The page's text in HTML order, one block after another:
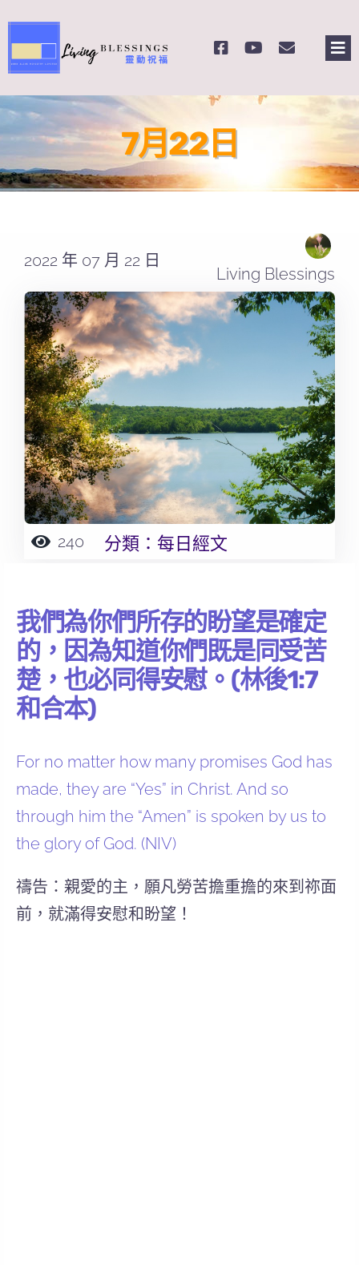
to
content
關於我們
奉獻支持
Search
for:
7月22日
2022 年 07 月 22 日
Living Blessings
240 分類： 每日經文
我們為你們所存的盼望是確定
的，因為知道你們既是同受苦
楚，也必同得安慰。(林後1:7
和合本)
For no matter how many promises God has
made, they are “Yes” in Christ. And so
through him the “Amen” is spoken by us to
the glory of God. (NIV)
禱告：親愛的主，願凡勞苦擔重擔的來到祢面
前，就滿得安慰和盼望！